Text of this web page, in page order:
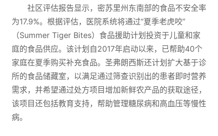
社区评估报告显示，密苏里州东南部的食品不安全率
为17.9%。根据评估，医院系统将通过“夏季老虎咬”
（Summer Tiger Bites）食品援助计划投资于儿童和家
庭的食品供应。该计划自2017年启动以来，已帮助40个
家庭在夏季购买补充食品。圣弗朗西斯还计划扩大基于诊
所的食品储藏室，以满足通过筛查识别出的患者即时营养
需求，并希望通过处方项目增加新鲜农产品的获取途径，
该项目还包括教育支持，帮助管理糖尿病和高血压等慢性
病。